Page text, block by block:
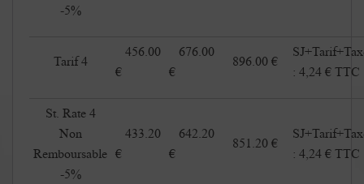
-5%
Tarif 4
456.00
€
676.00
€
896.00 €
: 4,24 € TTC
St. Rate 4
Non
Remboursable
-5%
433.20
€
642.20
€
851.20 €
: 4,24 € TTC